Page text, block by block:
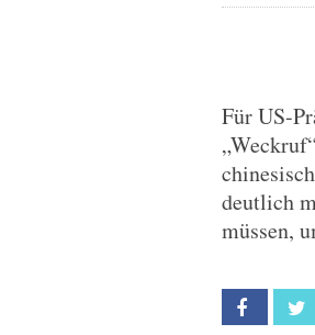
Für US-
deutlich
müssen,